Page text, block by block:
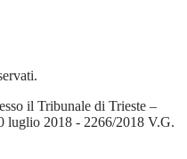
il Tribunale di Trieste –
luglio 2018 - 2266/2018 V.G.